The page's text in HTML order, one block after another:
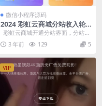
微信小程序源码
2024 彩虹云商城分站收入轮
播PHP源码
彩虹云商城开通分站界面，分站收
入轮播自己找个合适的位置插入进
去就可...
3 年前 129 5
VIP